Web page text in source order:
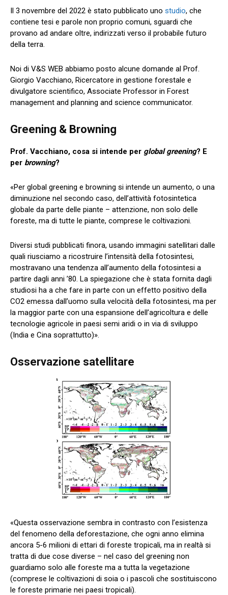
Il 3 novembre del 2022 è stato pubblicato uno studio, che
contiene tesi e parole non proprio comuni, sguardi che
provano ad andare oltre, indirizzati verso il probabile futuro
della terra.
Noi di V&S WEB abbiamo posto alcune domande al Prof.
Giorgio Vacchiano, Ricercatore in gestione forestale e
divulgatore scientifico, Associate Professor in Forest
management and planning and science communicator.
Greening & Browning
Prof. Vacchiano, cosa si intende per global greening? E
per browning?
«Per global greening e browning si intende un aumento, o una
diminuzione nel secondo caso, dell’attività fotosintetica
globale da parte delle piante – attenzione, non solo delle
foreste, ma di tutte le piante, comprese le coltivazioni.
Diversi studi pubblicati finora, usando immagini satellitari dalle
quali riusciamo a ricostruire l’intensità della fotosintesi,
mostravano una tendenza all’aumento della fotosintesi a
partire dagli anni ’80. La spiegazione che è stata fornita dagli
studiosi ha a che fare in parte con un effetto positivo della
CO2 emessa dall’uomo sulla velocità della fotosintesi, ma per
la maggior parte con una espansione dell’agricoltura e delle
tecnologie agricole in paesi semi aridi o in via di sviluppo
(India e Cina soprattutto)».
Osservazione satellitare
«Questa osservazione sembra in contrasto con l’esistenza
del fenomeno della deforestazione, che ogni anno elimina
ancora 5-6 milioni di ettari di foreste tropicali, ma in realtà si
tratta di due cose diverse – nel caso del greening non
guardiamo solo alle foreste ma a tutta la vegetazione
(comprese le coltivazioni di soia o i pascoli che sostituiscono
le foreste primarie nei paesi tropicali).